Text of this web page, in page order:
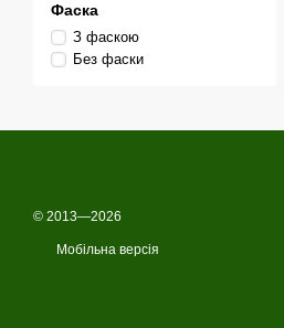
Фаска
З фаскою
Без фаски
© 2013—2026
Мобільна версія